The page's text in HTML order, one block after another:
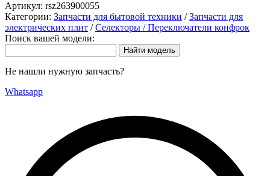
Артикул: rsz263900055
Категории: Запчасти для бытовой техники /Запчасти для
электрических плит /Селекторы / Переключатели конфрок
Поиск вашей модели:
Не нашли нужную запчасть?
Whatsapp